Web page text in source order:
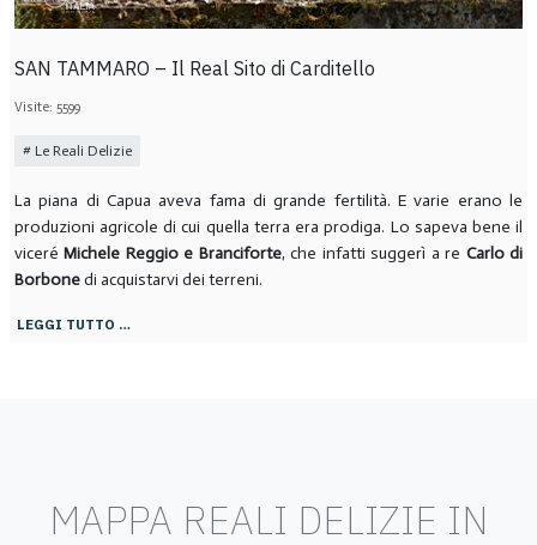
SAN TAMMARO – Il Real Sito di Carditello
Visite: 5599
Le Reali Delizie
La piana di Capua aveva fama di grande fertilità. E varie erano le
produzioni agricole di cui quella terra era prodiga. Lo sapeva bene il
viceréMichele Reggio e Branciforte, che infatti suggerì a re Carlo di
Borbonedi acquistarvi dei terreni.
LEGGI TUTTO …
MAPPA REALI DELIZIE IN